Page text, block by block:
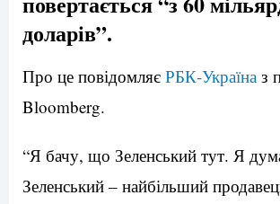
доларів”.
Про це повідомляє РБК-Україна з
Bloomberg.
“Я бачу, що Зеленський тут. Я
Зеленський – найбільший